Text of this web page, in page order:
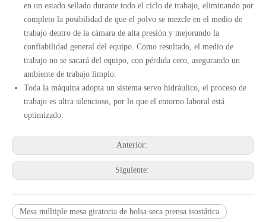
en un estado sellado durante todo el ciclo de trabajo, eliminando por
completo la posibilidad de que el polvo se mezcle en el medio de
trabajo dentro de la cámara de alta presión y mejorando la
confiabilidad general del equipo. Como resultado, el medio de
trabajo no se sacará del equipo, con pérdida cero, asegurando un
ambiente de trabajo limpio.
Toda la máquina adopta un sistema servo hidráulico, el proceso de
trabajo es ultra silencioso, por lo que el entorno laboral está
optimizado.
Anterior:
Siguiente:
Mesa múltiple mesa giratoria de bolsa seca prensa isostática